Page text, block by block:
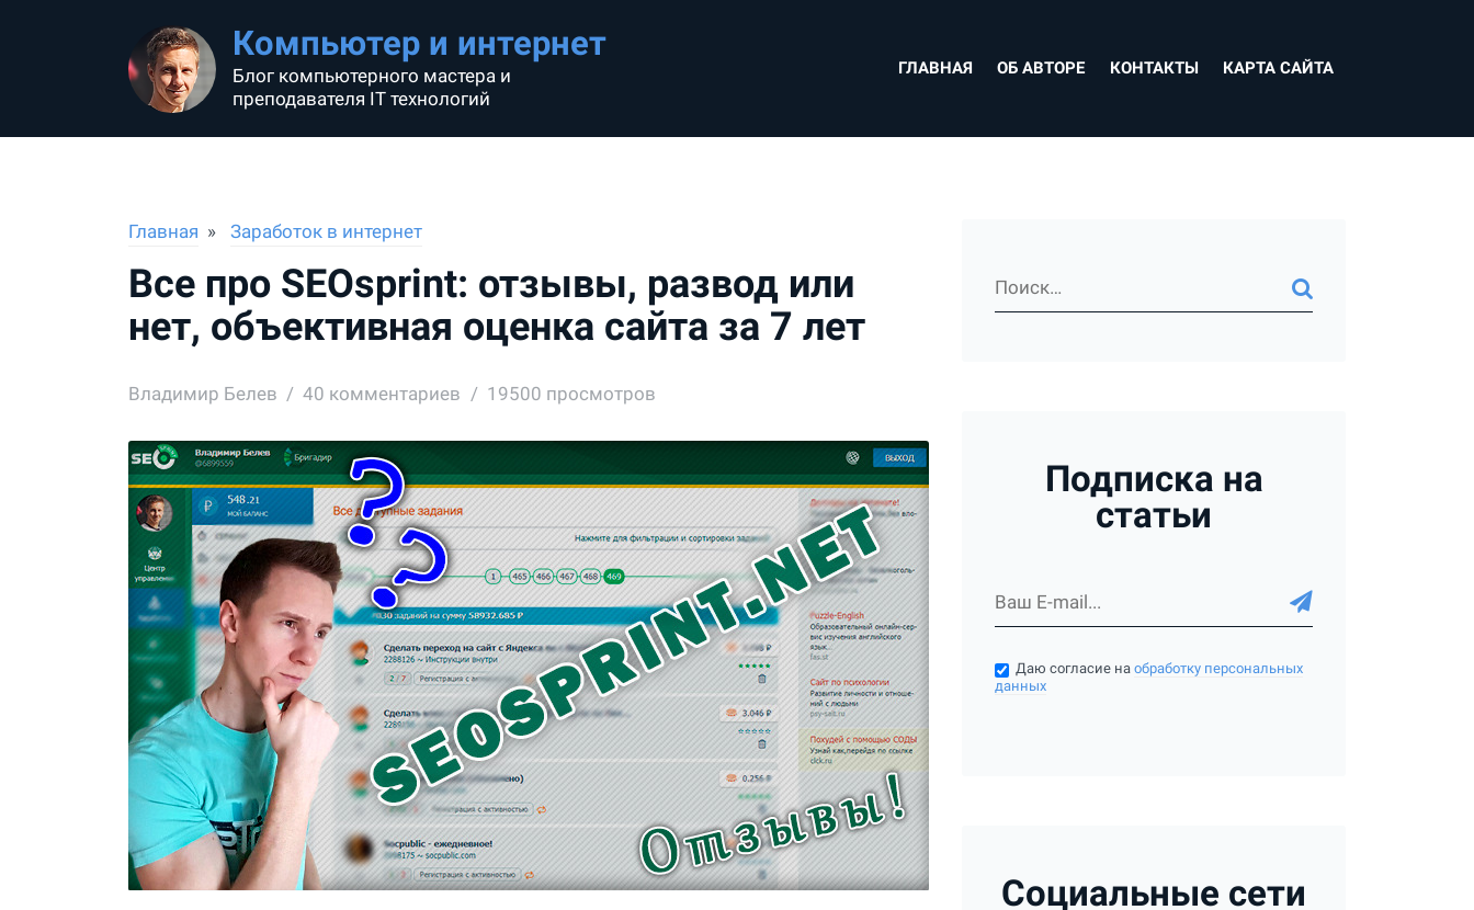
Компьютер и интернет
Блог компьютерного мастера и
преподавателя IT технологий
ГЛАВНАЯ ОБ АВТОРЕ КОНТАКТЫ КАРТА САЙТА
Главная Заработок в интернет
Все про SEOsprint: отзывы, развод или
нет, объективная оценка сайта за 7 лет
Владимир Белев 40 комментариев 19500 просмотров
Подписка на
статьи
Даю согласие наобработку персональных
данных
Социальные сети